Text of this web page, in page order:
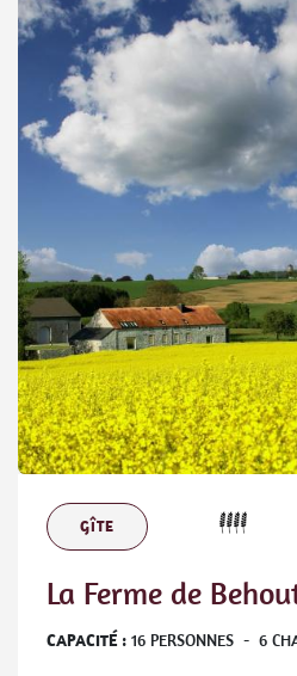
GÎTE
La Ferme de
CAPACITÉ : 16 PERSONNES - 6